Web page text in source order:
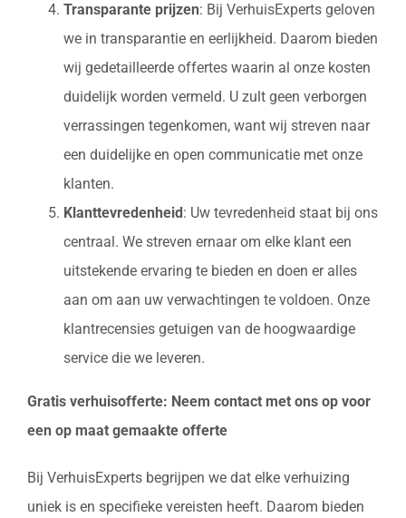
Transparante prijzen: Bij VerhuisExperts geloven
we in transparantie en eerlijkheid. Daarom bieden
wij gedetailleerde offertes waarin al onze kosten
duidelijk worden vermeld. U zult geen verborgen
verrassingen tegenkomen, want wij streven naar
een duidelijke en open communicatie met onze
klanten.
Klanttevredenheid : Uw tevredenheid staat bij ons
centraal. We streven ernaar om elke klant een
uitstekende ervaring te bieden en doen er alles
aan om aan uw verwachtingen te voldoen. Onze
klantrecensies getuigen van de hoogwaardige
service die we leveren.
Gratis verhuisofferte: Neem contact met ons op voor
een op maat gemaakte offerte
Bij VerhuisExperts begrijpen we dat elke verhuizing
uniek is en specifieke vereisten heeft. Daarom bieden